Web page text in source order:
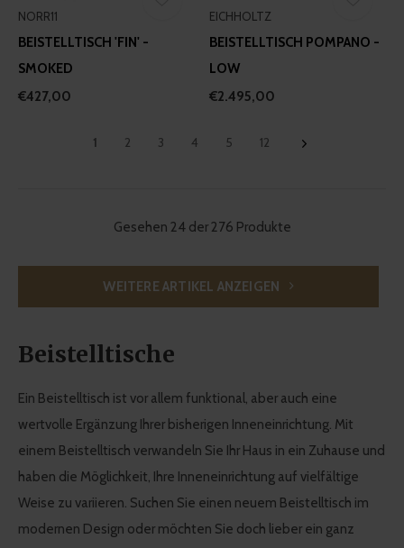
NORR11
BEISTELLTISCH 'FIN' -
SMOKED
€427,00
EICHHOLTZ
BEISTELLTISCH POMPANO -
LOW
€2.495,00
1 2 3 4 5 12
Gesehen 24 der 276 Produkte
WEITERE ARTIKEL ANZEIGEN
Beistelltische
Ein Beistelltisch ist vor allem funktional, aber auch eine
wertvolle Ergänzung Ihrer bisherigen Inneneinrichtung. Mit
einem Beistelltisch verwandeln Sie Ihr Haus in ein Zuhause und
haben die Möglichkeit, Ihre Inneneinrichtung auf vielfältige
Weise zu variieren. Suchen Sie einen neuem Beistelltisch im
modernen Design oder möchten Sie doch lieber ein ganz